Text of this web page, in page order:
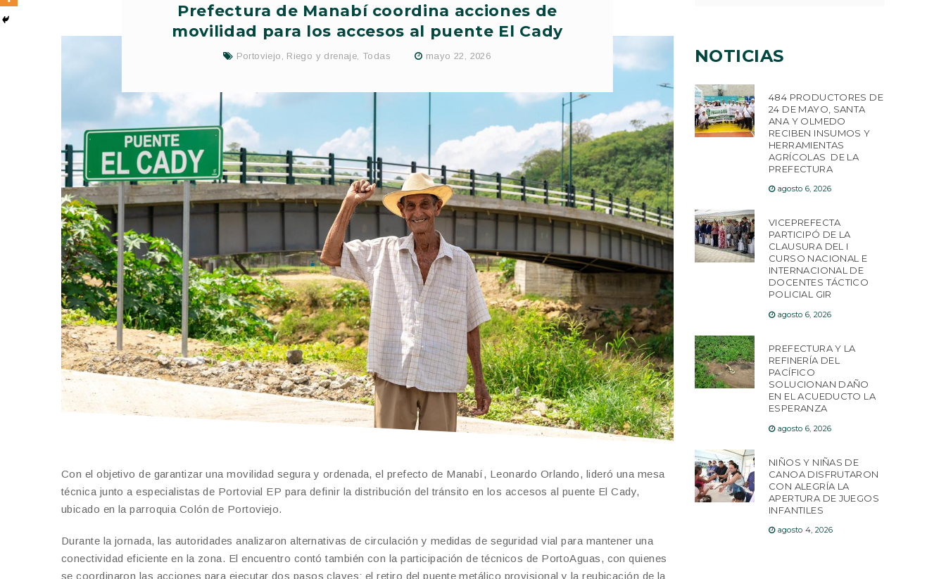
Prefectura de Manabí coordina acciones de
movilidad para los accesos al puente El Cady
Portoviejo , Riego y drenaje, Todas mayo 22, 2026
Con el objetivo de garantizar una movilidad segura y ordenada, el prefecto de Manabí, Leonardo Orlando, lideró una mesa
técnica junto a especialistas de Portovial EP para definir la distribución del tránsito en los accesos al puente El Cady,
ubicado en la parroquia Colón de Portoviejo.
Durante la jornada, las autoridades analizaron alternativas de circulación y medidas de seguridad vial para mantener una
conectividad eficiente en la zona. El encuentro contó también con la participación de técnicos de PortoAguas, con quienes
se coordinaron las acciones para ejecutar dos pasos claves: el retiro del puente metálico provisional y la reubicación de la
NOTICIAS
484 PRODUCTORES DE
24 DE MAYO, SANTA
ANA Y OLMEDO
RECIBEN INSUMOS Y
HERRAMIENTAS
AGRÍCOLAS DE LA
PREFECTURA
agosto 6, 2026
VICEPREFECTA
PARTICIPÓ DE LA
CLAUSURA DEL I
CURSO NACIONAL E
INTERNACIONAL DE
DOCENTES TÁCTICO
POLICIAL GIR
agosto 6, 2026
PREFECTURA Y LA
REFINERÍA DEL
PACÍFICO
SOLUCIONAN DAÑO
EN EL ACUEDUCTO LA
ESPERANZA
agosto 6, 2026
NIÑOS Y NIÑAS DE
CANOA DISFRUTARON
CON ALEGRÍA LA
APERTURA DE JUEGOS
INFANTILES
agosto 4, 2026